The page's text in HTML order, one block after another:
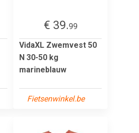
€ 39.99
VidaXL Zwemvest 50
N 30-50 kg
marineblauw
Fietsenwinkel.be